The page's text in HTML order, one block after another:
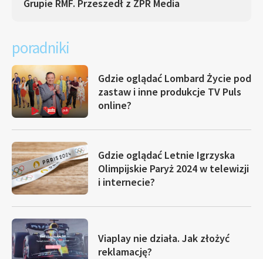
Grupie RMF. Przeszedł z ZPR Media
poradniki
Gdzie oglądać Lombard Życie pod
zastaw i inne produkcje TV Puls
online?
Gdzie oglądać Letnie Igrzyska
Olimpijskie Paryż 2024 w telewizji
i internecie?
Viaplay nie działa. Jak złożyć
reklamację?